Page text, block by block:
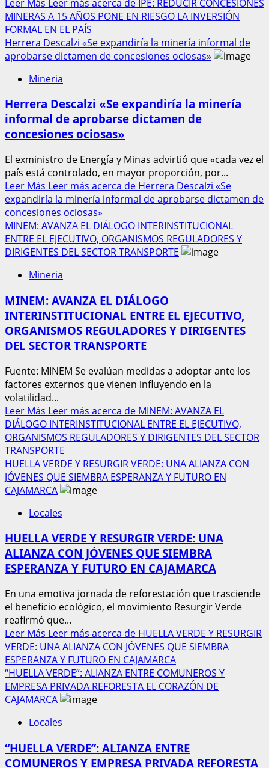
Leer Más Leer más acerca de IPE: REDUCIR CONCESIONES
MINERAS A 15 AÑOS PONE EN RIESGO LA INVERSIÓN
FORMAL EN EL PAÍS
Herrera Descalzi «Se expandiría la minería informal de
aprobarse dictamen de concesiones ociosas»
Mineria
Herrera Descalzi «Se expandiría la minería
informal de aprobarse dictamen de
concesiones ociosas»
El exministro de Energía y Minas advirtió que «cada vez el
país está controlado, en mayor proporción, por...
Leer Más Leer más acerca de Herrera Descalzi «Se
expandiría la minería informal de aprobarse dictamen de
concesiones ociosas»
MINEM: AVANZA EL DIÁLOGO INTERINSTITUCIONAL
ENTRE EL EJECUTIVO, ORGANISMOS REGULADORES Y
DIRIGENTES DEL SECTOR TRANSPORTE
Mineria
MINEM: AVANZA EL DIÁLOGO
INTERINSTITUCIONAL ENTRE EL EJECUTIVO,
ORGANISMOS REGULADORES Y DIRIGENTES
DEL SECTOR TRANSPORTE
Fuente: MINEM Se evalúan medidas a adoptar ante los
factores externos que vienen influyendo en la
volatilidad...
Leer Más Leer más acerca de MINEM: AVANZA EL
DIÁLOGO INTERINSTITUCIONAL ENTRE EL EJECUTIVO,
ORGANISMOS REGULADORES Y DIRIGENTES DEL SECTOR
TRANSPORTE
HUELLA VERDE Y RESURGIR VERDE: UNA ALIANZA CON
JÓVENES QUE SIEMBRA ESPERANZA Y FUTURO EN
CAJAMARCA
Locales
HUELLA VERDE Y RESURGIR VERDE: UNA
ALIANZA CON JÓVENES QUE SIEMBRA
ESPERANZA Y FUTURO EN CAJAMARCA
En una emotiva jornada de reforestación que trasciende
el beneficio ecológico, el movimiento Resurgir Verde
reafirmó que...
Leer Más Leer más acerca de HUELLA VERDE Y RESURGIR
VERDE: UNA ALIANZA CON JÓVENES QUE SIEMBRA
ESPERANZA Y FUTURO EN CAJAMARCA
“HUELLA VERDE”: ALIANZA ENTRE COMUNEROS Y
EMPRESA PRIVADA REFORESTA EL CORAZÓN DE
CAJAMARCA
Locales
“HUELLA VERDE”: ALIANZA ENTRE
COMUNEROS Y EMPRESA PRIVADA REFORESTA